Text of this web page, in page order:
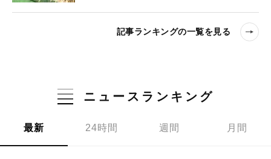
記事ランキングの一覧を見る
ニュースランキング
最新 24時間 週間 月間